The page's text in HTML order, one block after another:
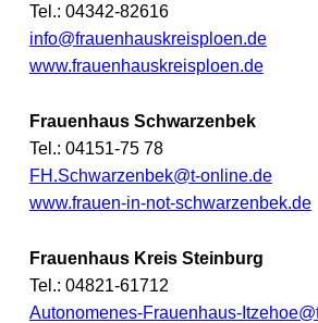
Tel.: 04342-82616
info@frauenhauskreisploen.de
www.frauenhauskreisploen.de
Frauenhaus Schwarzenbek
Tel.: 04151-75 78
FH.Schwarzenbek@t-online.de
www.frauen-in-not-schwarzenbek.de
Frauenhaus Kreis Steinburg
Tel.: 04821-61712
Autonomenes-Frauenhaus-